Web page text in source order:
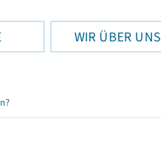
WIR ÜBER UNS